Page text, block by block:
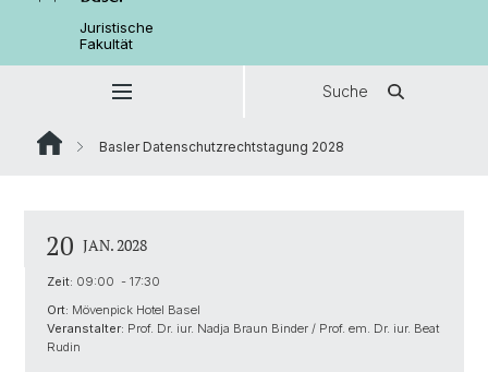
Juristische
Fakultät
Suche
Basler Datenschutzrechtstagung 2028
20 JAN. 2028
Zeit: 09:00 - 17:30
Ort: Mövenpick Hotel Basel
Veranstalter: Prof. Dr. iur. Nadja Braun Binder / Prof. em. Dr. iur. Beat
Rudin